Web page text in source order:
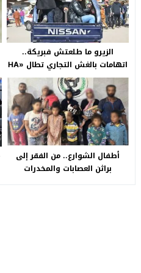
الزيرو ما طلعتش فبريكة..
اتهامات بالغش التجاري تطال «HA
Auto التجمع».. شكوى شراء
سيارة بـ3 ملايين جنيه تفجّر الأزمة
أطفال الشوارع.. من الفقر إلى
براثن العصابات والمخدرات